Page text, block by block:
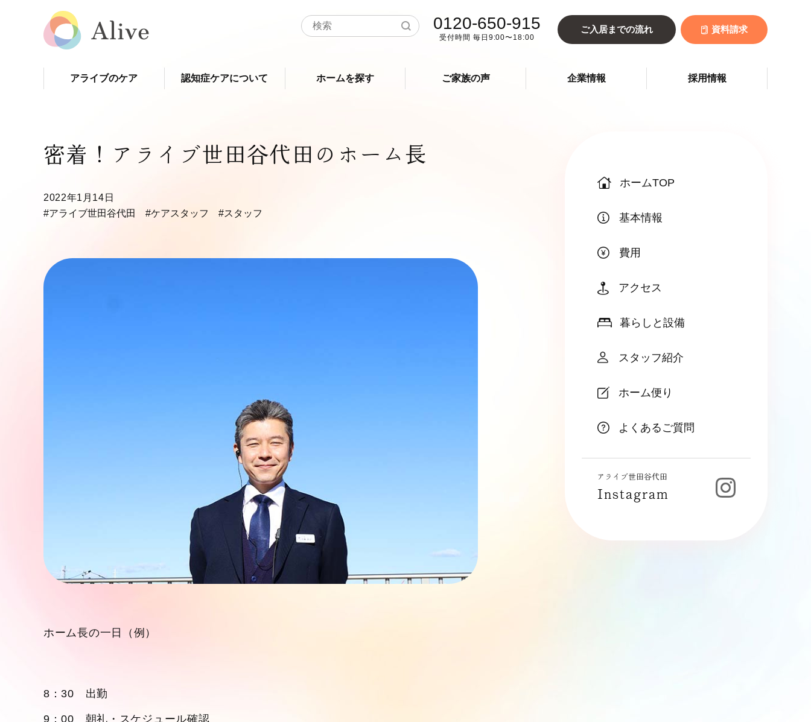
0120-650-915
受付時間 毎日9:00〜18:00
ご入居までの流れ 資料請求
アライブのケア 認知症ケアについて ホームを探す ご家族の声 企業情報 採用情報
ホームTOP
基本情報
費用
アクセス
暮らしと設備
スタッフ紹介
ホーム便り
よくあるご質問
アライブ世田谷代田
Instagram
密着！アライブ世田谷代田のホーム長
2022年1月14日
#アライブ世田谷代田
#ケアスタッフ #スタッフ
ホーム長の一日（例）
8：30 出勤
9：00 朝礼・スケジュール確認